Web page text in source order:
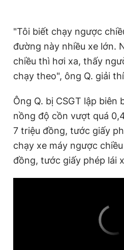
"Tôi biết chạy ngược
đường này nhiều xe lớn.
chiều thì hơi xa, thấy
chạy theo", ông Q. giải
Ông Q. bị CSGT lập biên
nồng độ cồn vượt quá
7 triệu đồng, tước giấy
chạy xe máy ngược
đồng, tước giấy phép lái